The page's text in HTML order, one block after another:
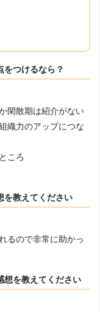
をつけるなら？
閑散期は紹介がない
織力のアップにつな
ころ
を教えてください
るので非常に助かっ
想を教えてください